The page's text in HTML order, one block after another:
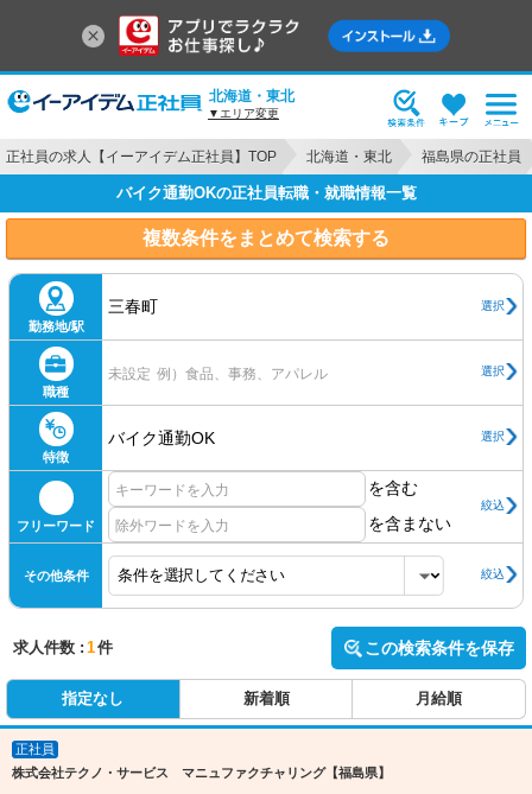
北海道・東北
▼エリア変更
正社員の求人【イーアイデム正社員】TOP 北海道・東北 福島県の正社員
バイク通勤OKの正社員転職・就職情報一覧
複数条件をまとめて検索する
勤務地/駅
三春町 選択
職種
未設定 例）食品、事務、アパレル 選択
特徴
バイク通勤OK 選択
フリーワード
を含む
を含まない
絞込
その他条件 絞込
求人件数 : 1件 この検索条件を保存
指定なし 新着順 月給順
正社員
株式会社テクノ・サービス マニュファクチャリング【福島県】